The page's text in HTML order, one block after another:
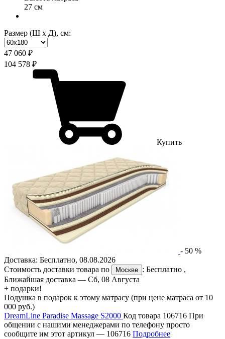
27 см
Размер (Ш х Д), см:
47 060 ₽
104 578 ₽
Купить
- 50 %
Доставка: Бесплатно, 08.08.2026
Стоимость доставки товара по
Москве : Бесплатно ,
Ближайшая доставка — Сб, 08 Августа
+ подарки!
Подушка в подарок к этому матрасу (при цене матраса от 10
000 руб.)
DreamLine Paradise Massage S2000 Код товара 106716 При
общении с нашими менеджерами по телефону просто
сообщите им этот артикул — 106716 Подробнее